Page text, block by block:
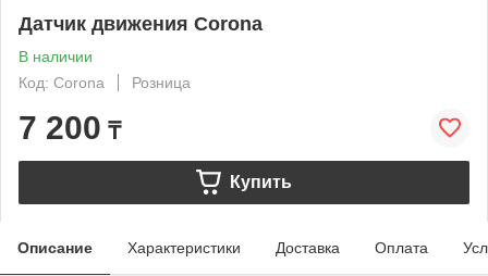
Датчик движения Corona
В наличии
Код: Corona
Розница
7 200 ₸
Купить
Описание Характеристики Доставка Оплата